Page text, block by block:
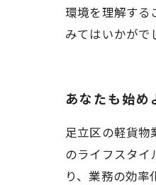
環境を理解する
みてはいかがで
あなたも始め
足立区の軽貨物
のライフスタイ
り、業務の効